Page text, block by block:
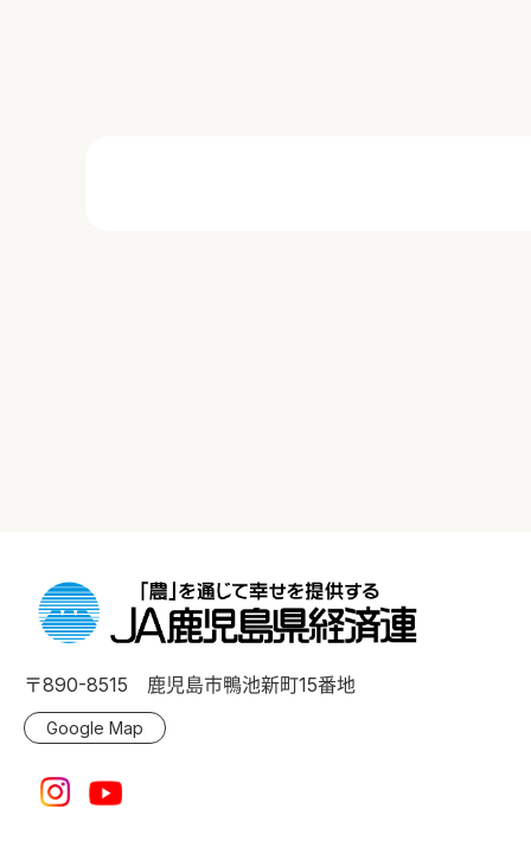
〒890-8515 鹿児島市鴨池新町15番地
Google Map